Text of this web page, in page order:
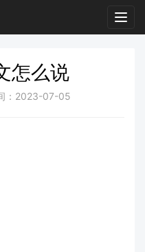
怎么说
：2023-07-05